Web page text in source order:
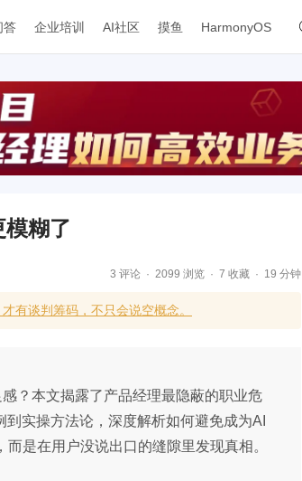
答 企业培训 AI社区 摸鱼 HarmonyOS
糊了
3 评论 2099 浏览 7 收藏 19 分钟
有谈判筹码，不只会说空概念。
？本文揭露了产品经理最隐蔽的职业危
实操方法论，深度解析如何避免成为AI
是在用户没说出口的缝隙里发现真相。